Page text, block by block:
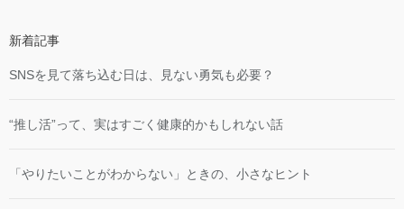
新着記事
SNSを見て落ち込む日は、見ない勇気も必要？
“推し活”って、実はすごく健康的かもしれない話
「やりたいことがわからない」ときの、小さなヒント